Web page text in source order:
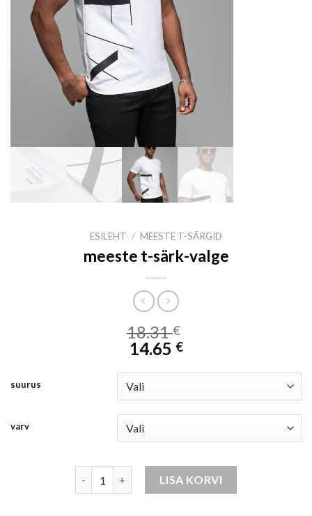
ESILEHT / MEESTE T-SÄRGID
meeste t-särk-valge
18.31€
14.65 €
suurus
varv
LISA KORVI